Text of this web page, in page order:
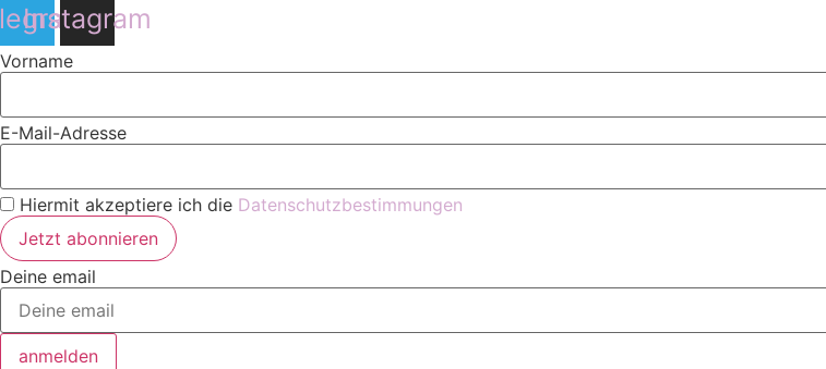
Instagram
Vorname
E-Mail-Adresse
Hiermit akzeptiere ich die Datenschutzbestimmungen
Deine email
anmelden